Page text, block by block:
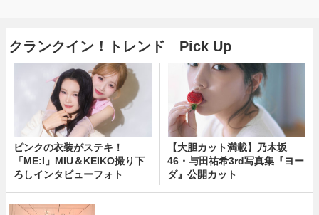
クランクイン！トレンド Pick Up
ピンクの衣装がステキ！
「ME:I」MIU＆KEIKO撮り下
ろしインタビューフォト
【大胆カット満載】乃木坂
46・与田祐希3rd写真集『ヨー
ダ』公開カット